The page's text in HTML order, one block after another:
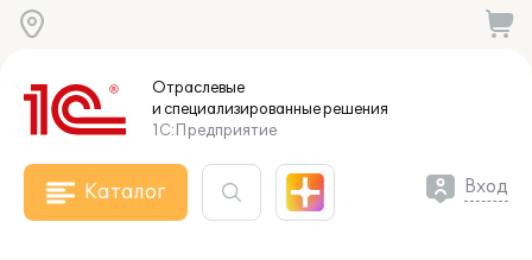
Отраслевые
и специализированныерешения
1С:Предприятие
Каталог Вход